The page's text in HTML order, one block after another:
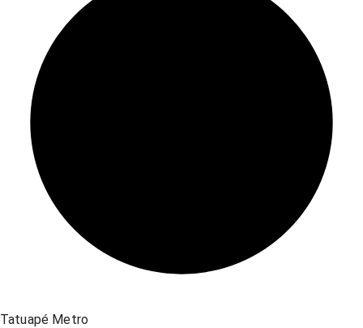
Tatuapé Metro